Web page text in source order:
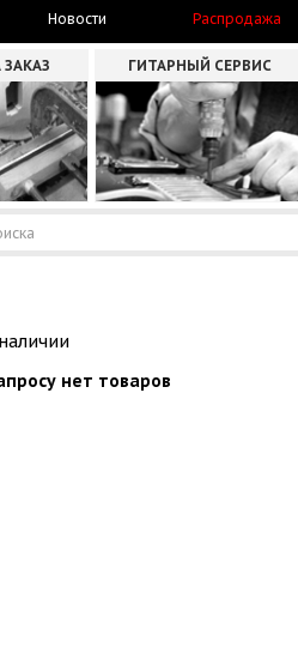
Новости Распродажа
ГИТАРНЫЙ СЕРВИС
нет товаров